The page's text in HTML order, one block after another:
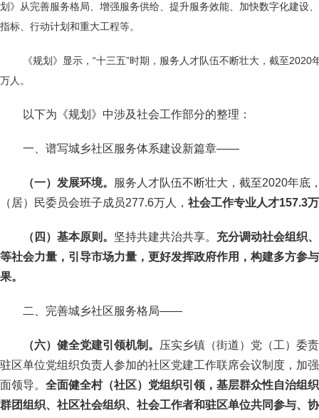
划》从完善服务格局、增强服务供给、提升服务效能、加快数字化建设
指标、行动计划和重大工程等。
《规划》显示，“十三五”时期，服务人才队伍不断壮大，截至
万人。
以下为 《规划》 中涉及社会工作部分的整理：
一、谱写城乡社区服务体系建设新篇章——
（一） 发展环境。
服务人才队伍不断壮大，截至2020年底
（居）民委员会班子成员277.6万人， 社会工作专业人才157.3
（四） 基本原则。 坚持共建共治共享。 充分调动社会组织
等社会力量，引导市场力量，更好发挥政府作用，构建多方参
果。
二、完善城乡社区服务格局——
（六）健全党建引领机制。 压实乡镇（街道）党（工）委
驻区单位党组织负责人参加的社区党建工作联席会议制度，加
面领导。 全面健全村（社区）党组织引领，基层群众性自治组
群团组织、社区社会组织、社会工作者和驻区单位共同参与、